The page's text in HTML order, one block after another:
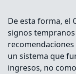
De esta forma, el
signos
un sistema que
ingresos, no